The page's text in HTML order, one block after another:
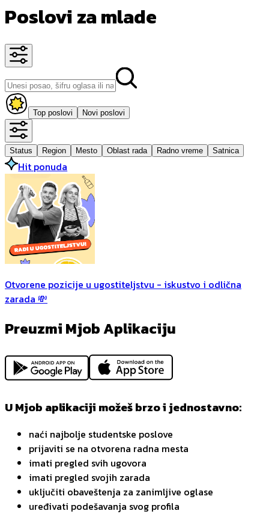
Poslovi za mlade
Top poslovi Novi poslovi
Status Region Mesto Oblast rada Radno vreme Satnica
Hit ponuda
Otvorene pozicije u ugostiteljstvu - iskustvo i odlična
zarada 💸
Preuzmi Mjob Aplikaciju
U Mjob aplikaciji možeš brzo i jednostavno:
naći najbolje studentske poslove
prijaviti se na otvorena radna mesta
imati pregled svih ugovora
imati pregled svojih zarada
uključiti obaveštenja za zanimljive oglase
uređivati podešavanja svog profila